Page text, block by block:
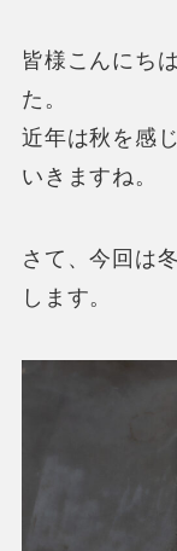
皆様こんにち
た。
近年は秋を感
いきますね。
さて、今回は
します。